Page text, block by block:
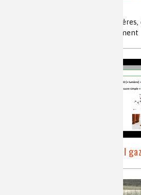
biologie de synthèse, ADN,
archivage de données, environnement
Mieux capturer le principal